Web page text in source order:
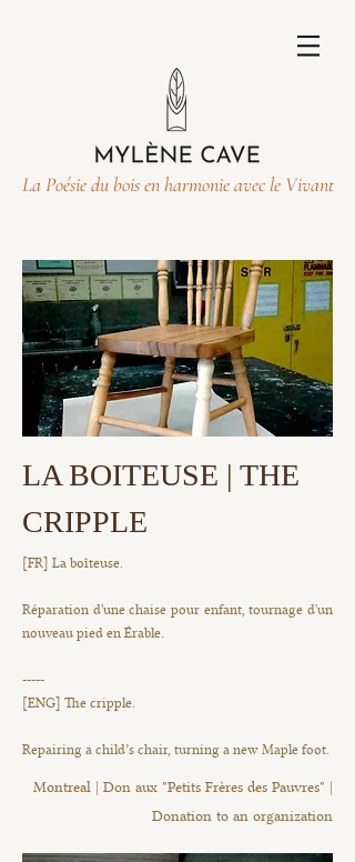
La Poésie du bois en harmonie avec le Vivant
LA BOITEUSE | THE
CRIPPLE
[FR] La boîteuse.
Réparation d'une chaise pour enfant, tournage d'un
nouveau pied en Érable.
-----
[ENG] The cripple.
Repairing a child’s chair, turning a new Maple foot.
Montreal | Don aux "Petits Frères des Pauvres" |
Donation to an organization